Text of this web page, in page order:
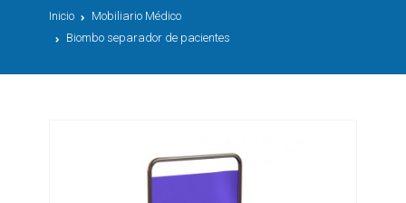
Inicio
Mobiliario Médico
Biombo separador de pacientes